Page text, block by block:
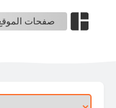
صفحات